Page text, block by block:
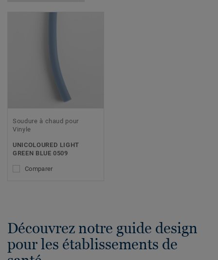
Soudure à chaud pour
Vinyle
UNICOLOURED LIGHT
GREEN BLUE 0509
Comparer
Découvrez notre guide design
pour les établissements de